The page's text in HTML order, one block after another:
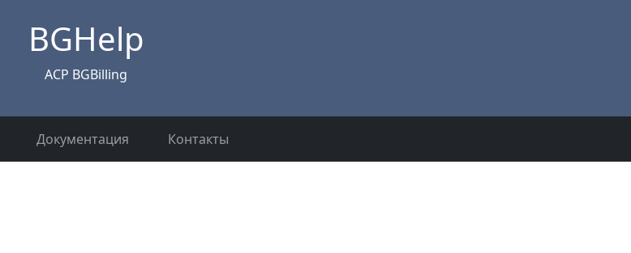
BGHelp
ACP BGBilling
Документация Контакты